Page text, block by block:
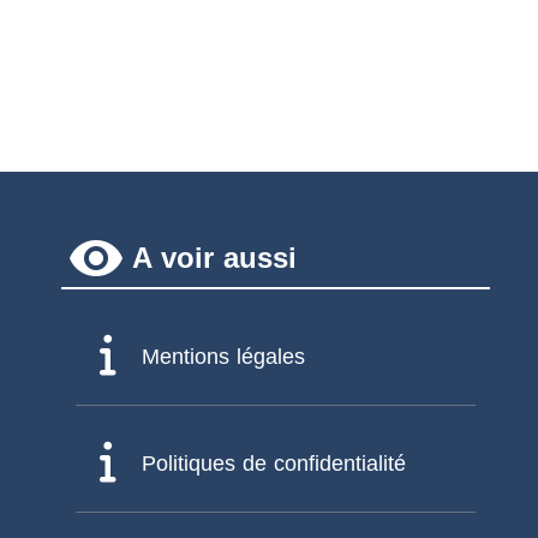
remove_red_eye A voir aussi
Mentions légales
Politiques de confidentialité